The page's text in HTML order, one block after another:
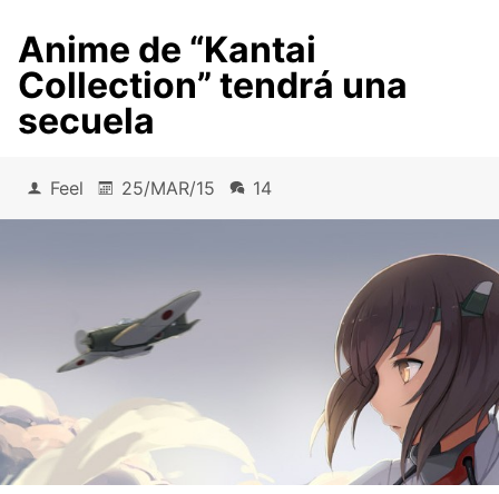
Anime de “Kantai
Collection” tendrá una
secuela
Feel 25/MAR/15 14